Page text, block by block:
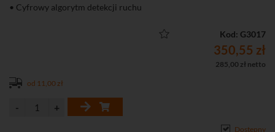
• Cyfrowy algorytm detekcji ruchu
• 2 tryby pracy: podstawowy, zaawansowany
• Możliwość konfiguracji ustawień czujki przy pomocy pilota OPT-1
• Ochrona sabotażowa przed otwarciem obudowy i oderwaniem od
Kod: G3017
350,55 zł
285,00 zł netto
od 11,00 zł
Dostępny